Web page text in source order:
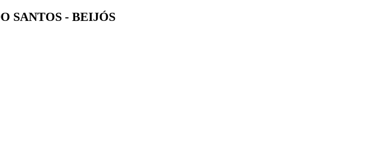
SANTOS - BEIJÓS